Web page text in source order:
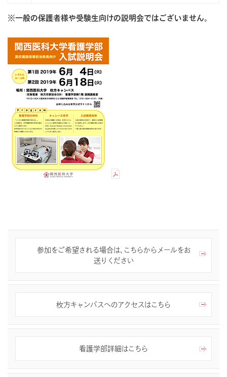
※一般の保護者様や受験生向けの説明会ではございません。
参加をご希望される場合は、こちらからメールをお
送りください
枚方キャンパスへのアクセスはこちら
看護学部詳細はこちら